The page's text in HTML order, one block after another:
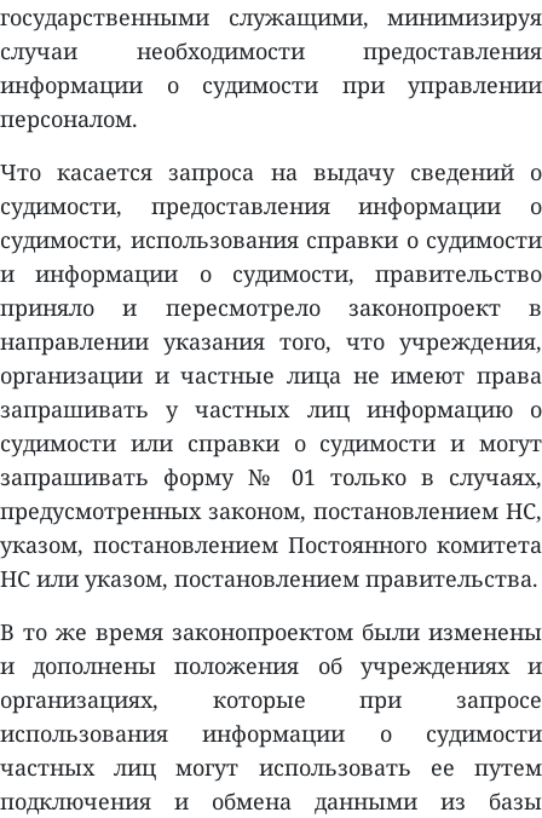
государственными служащими, минимизируя
случаи необходимости предоставления
информации о судимости при управлении
персоналом.
Что касается запроса на выдачу сведений о
судимости, предоставления информации о
судимости, использования справки о судимости
и информации о судимости, правительство
приняло и пересмотрело законопроект в
направлении указания того, что учреждения,
организации и частные лица не имеют права
запрашивать у частных лиц информацию о
судимости или справки о судимости и могут
запрашивать форму № 01 только в случаях,
предусмотренных законом, постановлением НС,
указом, постановлением Постоянного комитета
НС или указом, постановлением правительства.
В то же время законопроектом были изменены
и дополнены положения об учреждениях и
организациях, которые при запросе
использования информации о судимости
частных лиц могут использовать ее путем
подключения и обмена данными из базы